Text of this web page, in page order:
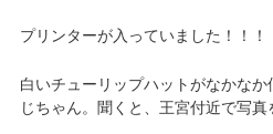
プリンターが入っていました！！！
白いチューリップハットがなかな
じちゃん。聞くと、王宮付近で写真